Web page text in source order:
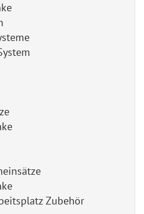
Zubehör